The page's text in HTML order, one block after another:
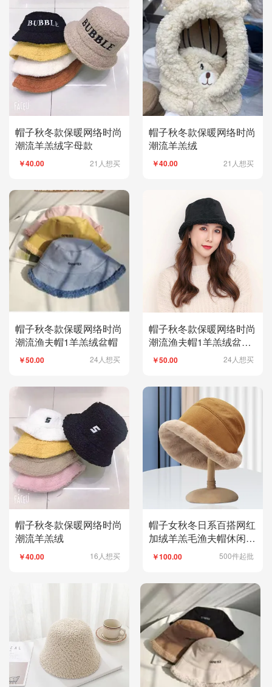
帽子秋冬款保暖网络时尚
潮流羊羔绒字母款
￥40.00 21人想买
帽子秋冬款保暖网络时尚
潮流羊羔绒
￥40.00 21人想买
帽子秋冬款保暖网络时尚
潮流渔夫帽1羊羔绒盆帽
￥50.00 24人想买
帽子秋冬款保暖网络时尚
潮流渔夫帽1羊羔绒盆帽
黑色
￥50.00 24人想买
帽子秋冬款保暖网络时尚
潮流羊羔绒
￥40.00 16人想买
帽子女秋冬日系百搭网红
加绒羊羔毛渔夫帽休闲宽
檐保暖毛绒盆帽女1
￥100.00 500件起批